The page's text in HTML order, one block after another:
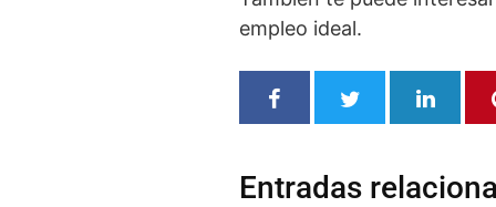
empleo ideal.
Entradas